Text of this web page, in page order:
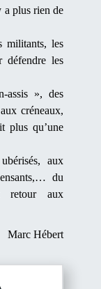
a plus rien de
militants, les
défendre les
assis », des
créneaux,
plus qu’une
aux
du
retour aux
Marc Hébert